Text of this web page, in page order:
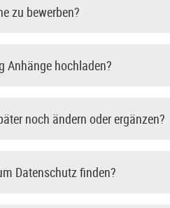
zu bewerben?
Anhänge hochladen?
noch ändern oder ergänzen?
Datenschutz finden?